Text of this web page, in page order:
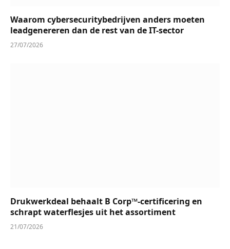
Waarom cybersecuritybedrijven anders moeten
leadgenereren dan de rest van de IT-sector
27/07/2026
Drukwerkdeal behaalt B Corp™-certificering en
schrapt waterflesjes uit het assortiment
21/07/2026